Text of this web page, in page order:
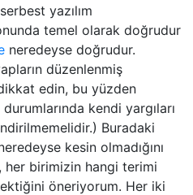
serbest yazılım
temel olarak doğrudur
neredeyse doğrudur.
düzenlenmiş
edin, bu yüzden
kendi yargıları
Buradaki
kesin olmadığını
her birimizin hangi terimi
öneriyorum. Her iki